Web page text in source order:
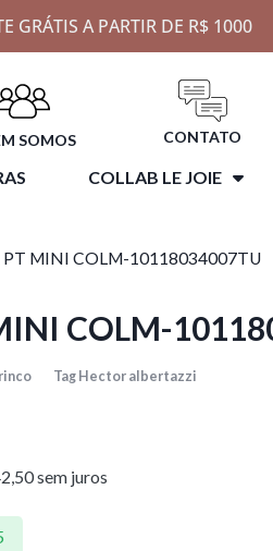
GRÁTIS A PARTIR DE R$ 1000
SOMOS CONTATO
COLLAB LE JOIE
PT MINI COLM-10118034007TU
COLM-
Tag Hector albertazzi
sem juros